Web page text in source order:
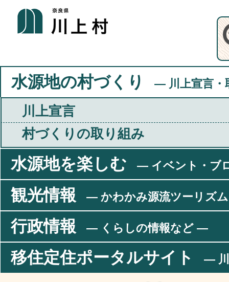
水源地の村づくり ― 川上宣言
川上宣言
村づくりの取り組み
水源地を楽しむ ― イベント・ブ
観光情報 ― かわかみ源流ツーリズ
行政情報 ― くらしの情報など ―
移住定住ポータルサイト ―